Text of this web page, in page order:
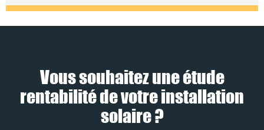
Vous souhaitez une étude
rentabilité de votre installation
solaire ?